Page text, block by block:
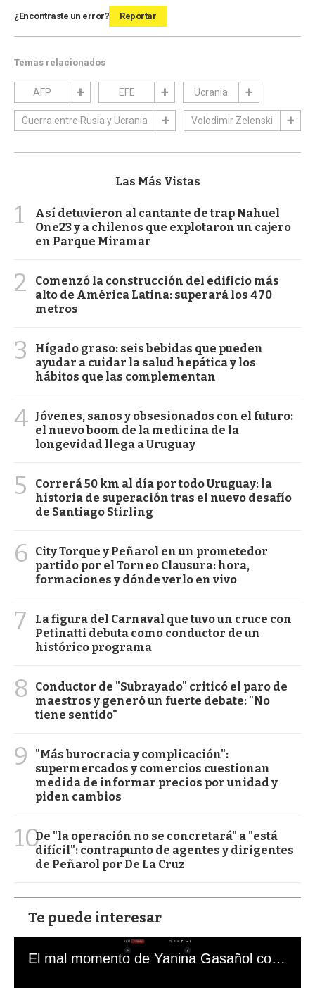
¿Encontraste un error? Reportar
Temas relacionados
AFP EFE Ucrania
Guerra entre Rusia y Ucrania Volodimir Zelenski
Las Más Vistas
1
Así detuvieron al cantante de trap Nahuel
One23 y a chilenos que explotaron un cajero
en Parque Miramar
2
Comenzó la construcción del edificio más
alto de América Latina: superará los 470
metros
3
Hígado graso: seis bebidas que pueden
ayudar a cuidar la salud hepática y los
hábitos que las complementan
4 Jóvenes, sanos y obsesionados con el futuro:
el nuevo boom de la medicina de la
longevidad llega a Uruguay
5
Correrá 50 km al día por todo Uruguay: la
historia de superación tras el nuevo desafío
de Santiago Stirling
6
City Torque y Peñarol en un prometedor
partido por el Torneo Clausura: hora,
formaciones y dónde verlo en vivo
7
La figura del Carnaval que tuvo un cruce con
Petinatti debuta como conductor de un
histórico programa
8
Conductor de "Subrayado" criticó el paro de
maestros y generó un fuerte debate: "No
tiene sentido"
9
"Más burocracia y complicación":
supermercados y comercios cuestionan
medida de informar precios por unidad y
piden cambios
10De "la operación no se concretará" a "está
difícil": contrapunto de agentes y dirigentes
de Peñarol por De La Cruz
Te puede interesar
El mal momento de Yanina Gasañol con un hincha argentino en "Subrayado"